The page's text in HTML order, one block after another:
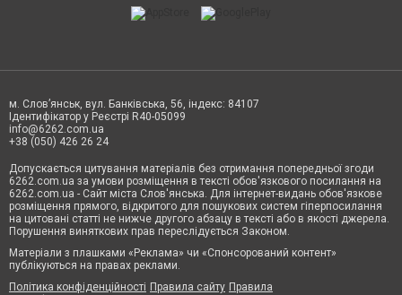
м. Слов’янськ, вул. Банківська, 56, індекс: 84107
Ідентифікатор у Реєстрі R40-05099
info@6262.com.ua
+38 (050) 426 26 24
Допускається цитування матеріалів без отримання попередньої згоди
6262.com.ua за умови розміщення в тексті обов'язкового посилання на
6262.com.ua - Сайт міста Слов'янська. Для інтернет-видань обов'язкове
розміщення прямого, відкритого для пошукових систем гіперпосилання
на цитовані статті не нижче другого абзацу в тексті або в якості джерела.
Порушення виняткових прав переслідується Законом.
Матеріали з плашками «Реклама» чи «Спонсорований контент»
публікуються на правах реклами.
Політика конфіденційності Правила сайту Правила